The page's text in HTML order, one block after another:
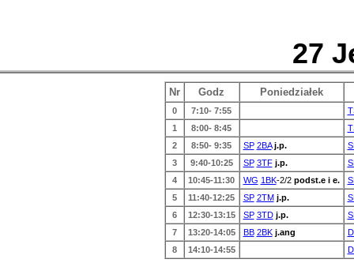
27
Nr Godz Poniedziałek
0 7:10- 7:55
1
8:00- 8:45
2
8:50- 9:35 SP 2BA j.p.
3
9:40-10:25 SP 3TF j.p.
4
10:45-11:30 WG 1BK-2/2 podst.e i e.
5
11:40-12:25 SP 2TM j.p.
6
12:30-13:15 SP 3TD j.p.
7
13:20-14:05 BB 2BK j.ang
8
14:10-14:55